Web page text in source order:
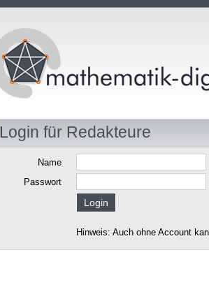
Login für Redakteure
Name
Passwort
Hinweis: Auch ohne Account